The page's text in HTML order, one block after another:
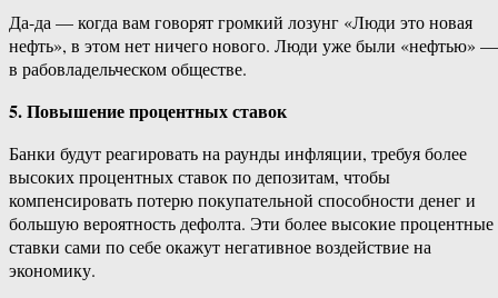
Да-да — когда вам говорят громкий лозунг «Люди это новая
нефть», в этом нет ничего нового. Люди уже были «нефтью» —
в рабовладельческом обществе.
5. Повышение процентных ставок
Банки будут реагировать на раунды инфляции, требуя более
высоких процентных ставок по депозитам, чтобы
компенсировать потерю покупательной способности денег и
большую вероятность дефолта. Эти более высокие процентные
ставки сами по себе окажут негативное воздействие на
экономику.